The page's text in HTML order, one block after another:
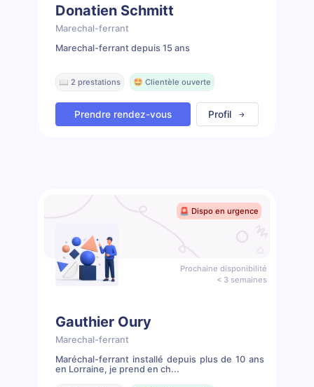
Donatien Schmitt
Marechal-ferrant
Marechal-ferrant depuis 15 ans
📖 2 prestations 🤩 Clientèle ouverte
Prendre rendez-vous Profil
🚨 Dispo en urgence
Prochaine disponibilité
< 3 semaines
Gauthier Oury
Marechal-ferrant
Maréchal-ferrant installé depuis plus de 10 ans
en Lorraine, je prend en ch...